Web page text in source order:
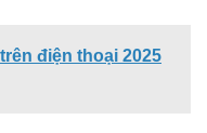
điện thoại 2025